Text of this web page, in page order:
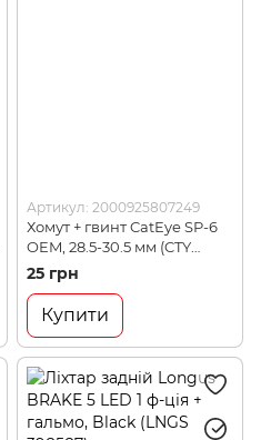
Артикул: 2000925807249
Хомут + гвинт CatEye SP-6
OEM, 28.5-30.5 мм (CTY
3527061)
25 грн
Купити